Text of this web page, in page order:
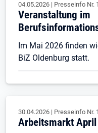
04.05.2026 | Presseinfo Nr.
Veranstaltung im
Im Mai 2026 finden
BiZ Oldenburg statt.
30.04.2026 | Presseinfo Nr.
Arbeitsmarkt